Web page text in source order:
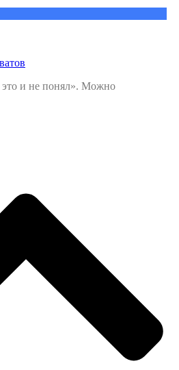
это и не понял». Можно